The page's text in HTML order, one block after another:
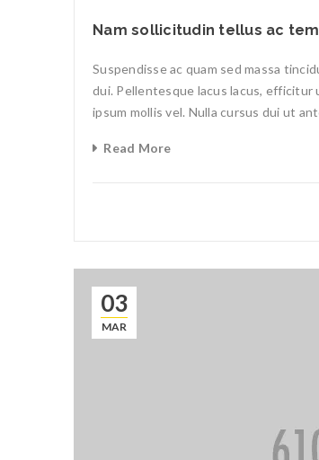
Nam sollicitudin tellus ac
Suspendisse ac quam sed massa
dui. Pellentesque lacus lacus, efficitur
ipsum mollis vel. Nulla cursus dui ut
Read More
03
MAR